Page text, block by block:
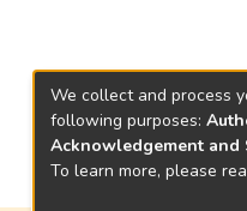
We collect and process
following purposes:
Acknowledgement and
To learn more, please